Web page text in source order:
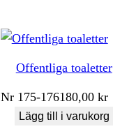
Offentliga toaletter
Nr 175-176180,00 kr
Lägg till i varukorg